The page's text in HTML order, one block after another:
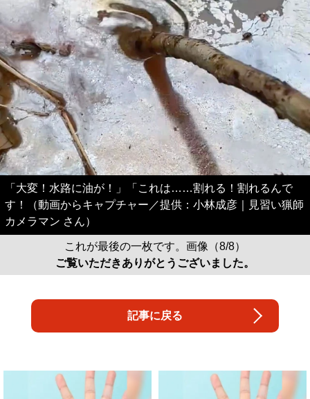
「大変！水路に油が！」「これは……割れる！割れるんで
す！（動画からキャプチャー／提供：小林成彦｜見習い猟師
カメラマン さん）
これが最後の一枚です。画像（8/8）
ご覧いただきありがとうございました。
記事に戻る